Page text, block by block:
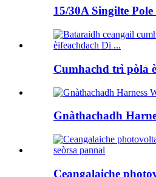
15/30A Singilte
Cumhachd trì pòla
Gnàthachadh
Ceangalaiche